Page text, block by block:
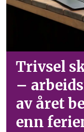
Trivsel
–
av året
enn